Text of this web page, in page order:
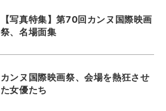
【写真特集】第70回カンヌ国際映画
祭、名場面集
カンヌ国際映画祭、会場を熱狂させ
た女優たち